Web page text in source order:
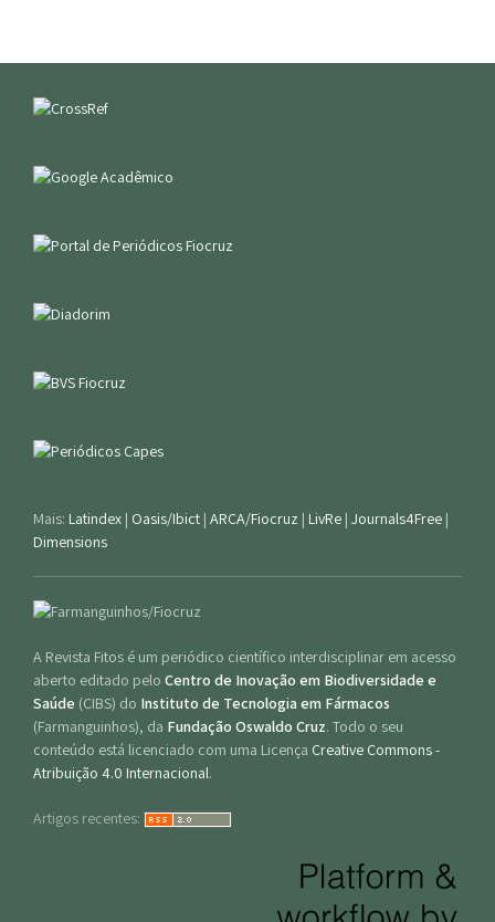
Mais: Latindex | Oasis/Ibict | ARCA/Fiocruz | LivRe | Journals4Free |
Dimensions
A Revista Fitos é um periódico científico interdisciplinar em acesso
aberto editado pelo Centro de Inovação em Biodiversidade e
Saúde (CIBS) do Instituto de Tecnologia em Fármacos
(Farmanguinhos), da Fundação Oswaldo Cruz. Todo o seu
conteúdo está licenciado com uma Licença Creative Commons -
Atribuição 4.0 Internacional.
Artigos recentes: